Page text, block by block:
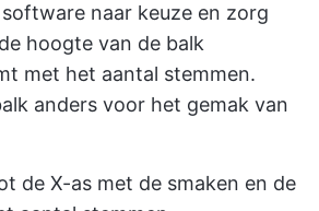
naar keuze en zorg
hoogte van de balk
met het aantal stemmen.
anders voor het gemak van
de X-as met de smaken en de